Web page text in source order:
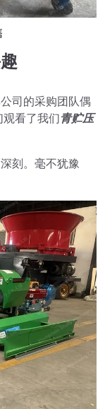
司的采购团队偶
看了我们青贮压
刻。毫不犹豫